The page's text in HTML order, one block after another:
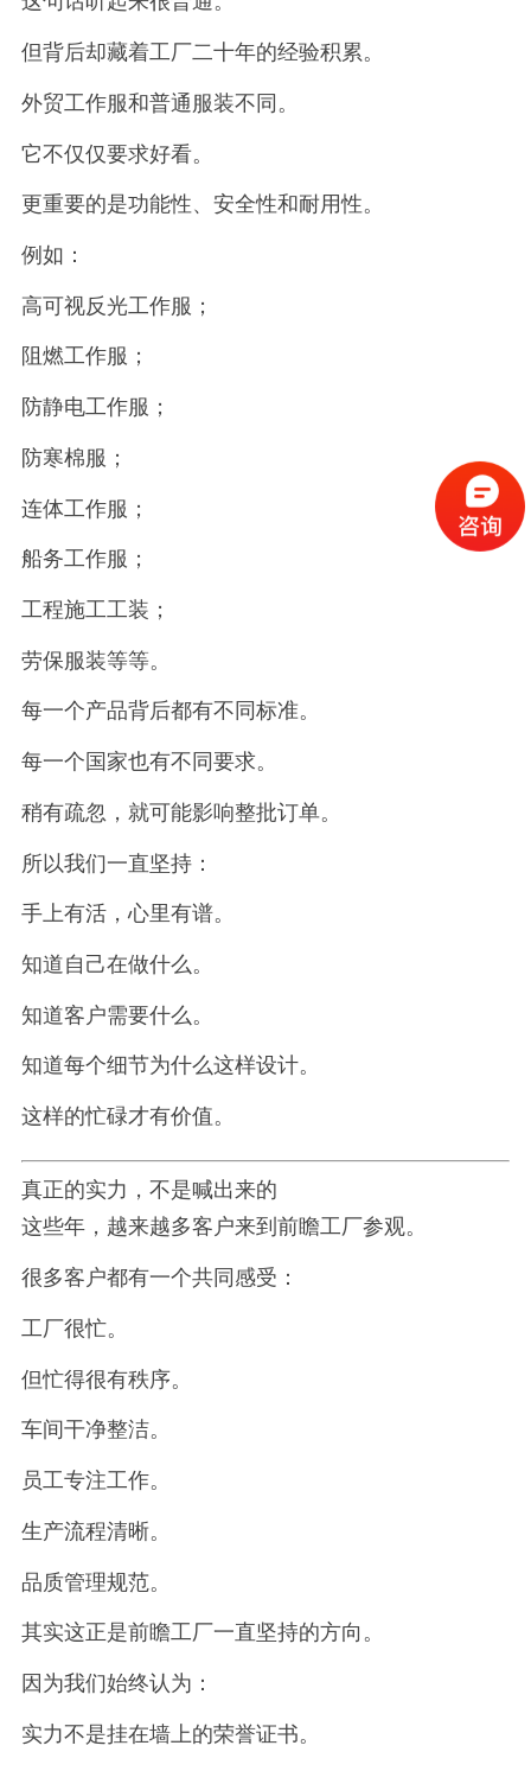
但背后却藏着工厂二十年的经验积累。
外贸工作服和普通服装不同。
它不仅仅要求好看。
更重要的是功能性、安全性和耐用性。
例如：
高可视反光工作服；
阻燃工作服；
防静电工作服；
防寒棉服；
连体工作服；
船务工作服；
工程施工工装；
劳保服装等等。
每一个产品背后都有不同标准。
每一个国家也有不同要求。
稍有疏忽，就可能影响整批订单。
所以我们一直坚持：
手上有活，心里有谱。
知道自己在做什么。
知道客户需要什么。
知道每个细节为什么这样设计。
这样的忙碌才有价值。
真正的实力，不是喊出来的
这些年，越来越多客户来到前瞻工厂参观。
很多客户都有一个共同感受：
工厂很忙。
但忙得很有秩序。
车间干净整洁。
员工专注工作。
生产流程清晰。
品质管理规范。
其实这正是前瞻工厂一直坚持的方向。
因为我们始终认为：
实力不是挂在墙上的荣誉证书。